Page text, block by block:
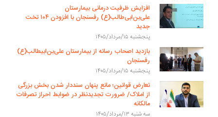
افزایش ظرفیت درمانی بیمارستان
علی‌بن‌ابی‌طالب(ع) رفسنجان با افزودن ۱۰۴ تخت
جدید
پنجشنبه ۱۵/مرداد/۱۴۰۵
بازدید اصحاب رسانه از بیمارستان علی‌بن‌ابیطالب(ع)
رفسنجان
پنجشنبه ۱۵/مرداد/۱۴۰۵
تعارض قوانین؛ مانع پنهان سنددار شدن بخش بزرگی
از املاک/ ضرورت تجدیدنظر در ضوابط احراز تصرفات
مالکانه
سه شنبه ۱۳/مرداد/۱۴۰۵